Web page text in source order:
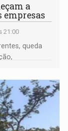
a
21:00
queda